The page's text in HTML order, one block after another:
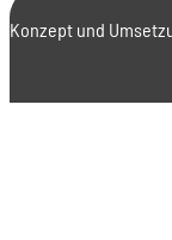
Konzept und